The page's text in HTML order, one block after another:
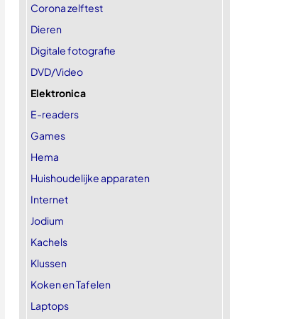
Corona zelftest
Dieren
Digitale fotografie
DVD/Video
Elektronica
E-readers
Games
Hema
Huishoudelijke apparaten
Internet
Jodium
Kachels
Klussen
Koken en Tafelen
Laptops